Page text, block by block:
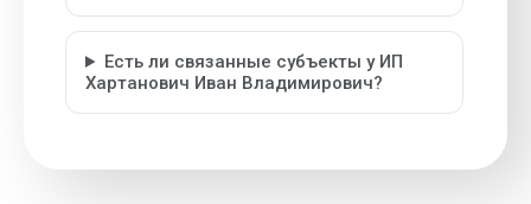
Есть ли связанные субъекты у ИП
Хартанович Иван Владимирович?